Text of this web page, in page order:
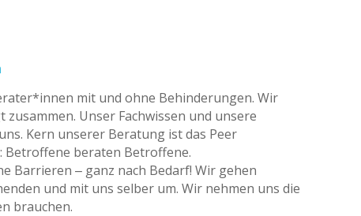
mit und ohne Behinderungen. Wir
Unser Fachwissen und unsere
Kern unserer Beratung ist das Peer
Betroffene beraten Betroffene.
Barrieren – ganz nach Bedarf! Wir gehen
und mit uns selber um. Wir nehmen uns die
brauchen.